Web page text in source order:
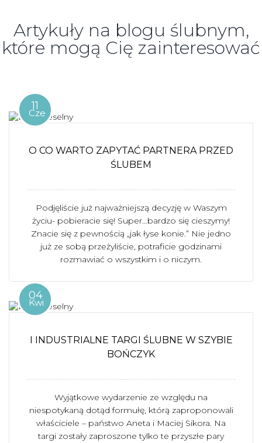
Artykuły na blogu ślubnym,
które mogą Cię zainteresować
11
Cze
O CO WARTO ZAPYTAĆ PARTNERA PRZED
ŚLUBEM
Podjęliście już najważniejszą decyzję w Waszym
życiu- pobieracie się! Super…bardzo się cieszymy!
Znacie się z pewnością „jak łyse konie.” Nie jedno
już ze sobą przeżyliście, potraficie godzinami
rozmawiać o wszystkim i o niczym.
04
Kwi
I INDUSTRIALNE TARGI ŚLUBNE W SZYBIE
BOŃCZYK
Wyjątkowe wydarzenie ze względu na
niespotykaną dotąd formułę, którą zaproponowali
właściciele – państwo Aneta i Maciej Sikora. Na
targi zostały zaproszone tylko te przyszłe pary